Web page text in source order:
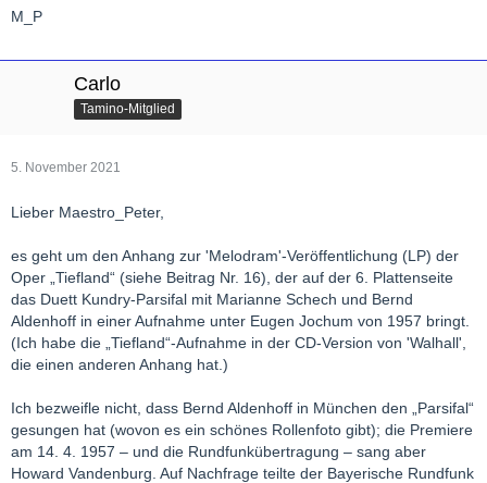
M_P
Carlo
Tamino-Mitglied
5. November 2021
Lieber Maestro_Peter,
es geht um den Anhang zur 'Melodram'-Veröffentlichung (LP) der
Oper „Tiefland“ (siehe Beitrag Nr. 16), der auf der 6. Plattenseite
das Duett Kundry-Parsifal mit Marianne Schech und Bernd
Aldenhoff in einer Aufnahme unter Eugen Jochum von 1957 bringt.
(Ich habe die „Tiefland“-Aufnahme in der CD-Version von 'Walhall',
die einen anderen Anhang hat.)
Ich bezweifle nicht, dass Bernd Aldenhoff in München den „Parsifal“
gesungen hat (wovon es ein schönes Rollenfoto gibt); die Premiere
am 14. 4. 1957 – und die Rundfunkübertragung – sang aber
Howard Vandenburg. Auf Nachfrage teilte der Bayerische Rundfunk